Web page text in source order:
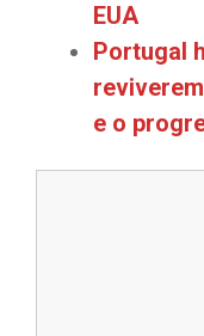
EUA
Portugal
e o